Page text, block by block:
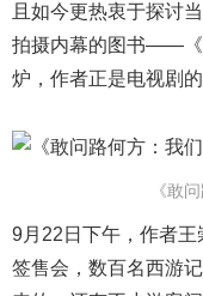
且如今更热衷于探讨
拍摄内幕的图书——《
炉，作者正是电视剧
《敢
9月22日下午，作者
签售会，数百名西游